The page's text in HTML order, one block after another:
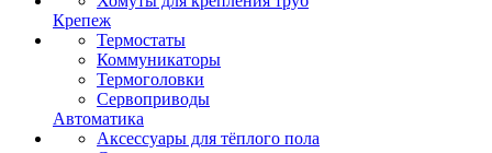
Крепеж
Термостаты
Коммуникаторы
Термоголовки
Сервоприводы
Автоматика
Аксессуары для тёплого пола